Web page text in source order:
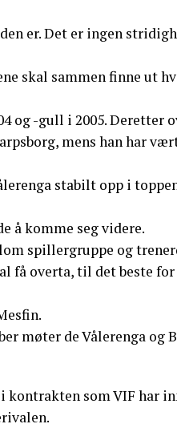
er. Det er ingen
skal sammen finne ut
og -gull i 2005. Deretter
mens han har
stabilt opp i
å komme seg videre.
spillergruppe og
få overta, til det beste
møter de Vålerenga og
kontrakten som VIF har